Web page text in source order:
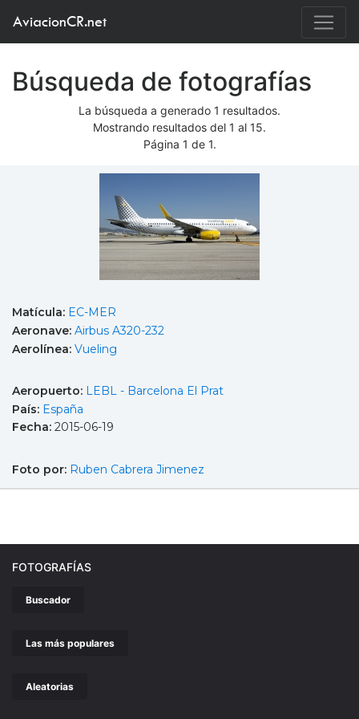
AviacionCR.net
Búsqueda de fotografías
La búsqueda a generado 1 resultados.
Mostrando resultados del 1 al 15.
Página 1 de 1.
Matícula: EC-MER
Aeronave: Airbus A320-232
Aerolínea: Vueling
Aeropuerto: LEBL - Barcelona El Prat
País: España
Fecha: 2015-06-19
Foto por: Ruben Cabrera Jimenez
FOTOGRAFÍAS
Buscador
Las más populares
Aleatorias